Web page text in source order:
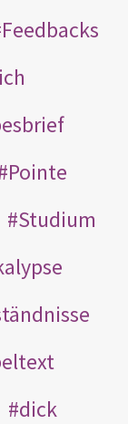
Feedbacks
Pointe
Studium
dick